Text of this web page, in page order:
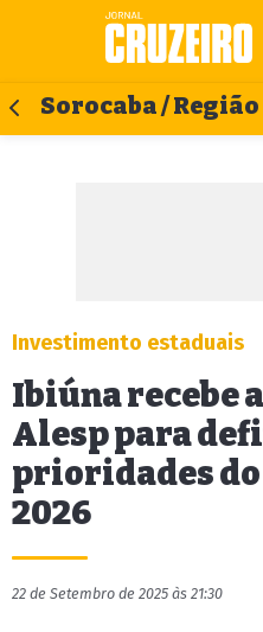
Sorocaba / Região
Investimento estaduais
Ibiúna recebe
Alesp para
prioridades
2026
22 de Setembro de 2025 às 21:30